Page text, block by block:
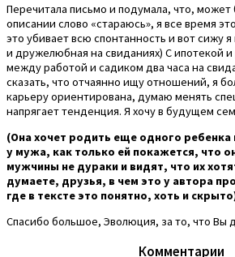
Перечитала письмо и подумала, что,
описании слово «стараюсь», я все время
это убивает всю спонтанность и вот сижу
и дружелюбная на свиданиях) С ипотекой
между работой и садиком два часа на
сказать, что отчаянно ищу отношений, я
карьеру ориентирована, думаю менять
напрягает тенденция. Я хочу в будущем
(Она хочет родить еще одного ребенка
у мужа, как только ей покажется, что
мужчины не дураки и видят, что их
думаете, друзья, в чем это у автора
где в тексте это понятно, хоть и
Спасибо большое, Эволюция, за то, что Вы
Комментарии